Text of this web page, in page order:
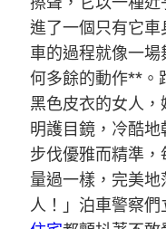
進了一個只有它
車的過程就像一
何多餘的動作**。
黑色皮衣的女人，
明護目鏡，冷酷
步伐優雅而精準，
量過一樣，完美
人！」泊車警察